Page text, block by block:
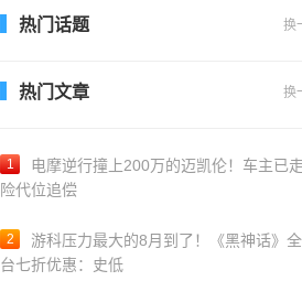
热门话题 换
热门文章 换
1
电摩逆行撞上200万的迈凯伦！车主已
险代位追偿
2
游科压力最大的8月到了！《黑神话》
台七折优惠：史低